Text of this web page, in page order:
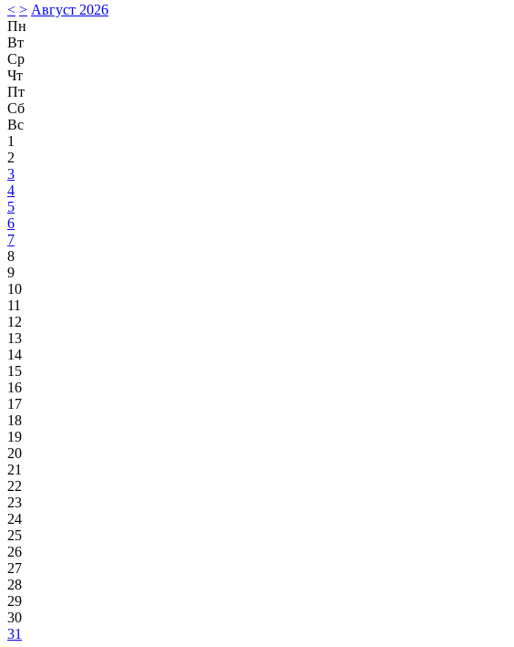
< > Август 2026
Пн
Вт
Ср
Чт
Пт
Сб
Вс
1
2
3
4
5
6
7
8
9
10
11
12
13
14
15
16
17
18
19
20
21
22
23
24
25
26
27
28
29
30
31